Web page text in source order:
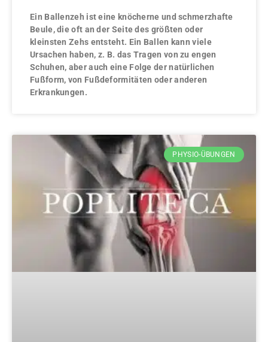
Ein Ballenzeh ist eine knöcherne und schmerzhafte
Beule, die oft an der Seite des größten oder
kleinsten Zehs entsteht. Ein Ballen kann viele
Ursachen haben, z. B. das Tragen von zu engen
Schuhen, aber auch eine Folge der natürlichen
Fußform, von Fußdeformitäten oder anderen
Erkrankungen.
PHYSIO-ÜBUNGEN